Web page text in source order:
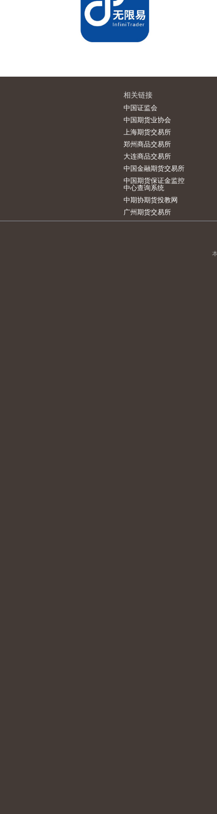
相关链接
中国证监会
中国期货业协会
上海期货交易所
郑州商品交易所
大连商品交易所
中国金融期货交易所
中国期货保证金监控
中心查询系统
中期协期货投教网
广州期货交易所